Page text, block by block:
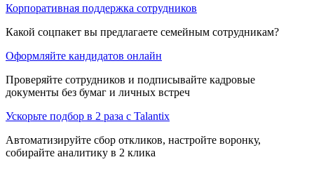
Корпоративная поддержка сотрудников
Какой соцпакет вы предлагаете семейным сотрудникам?
Оформляйте кандидатов онлайн
Проверяйте сотрудников и подписывайте кадровые
документы без бумаг и личных встреч
Ускорьте подбор в 2 раза с Talantix
Автоматизируйте сбор откликов, настройте воронку,
собирайте аналитику в 2 клика